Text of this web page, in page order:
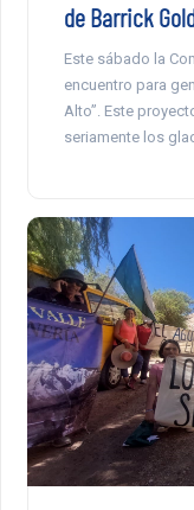
de Barrick
Este sábado la
encuentro para
Alto”. Este
seriamente los